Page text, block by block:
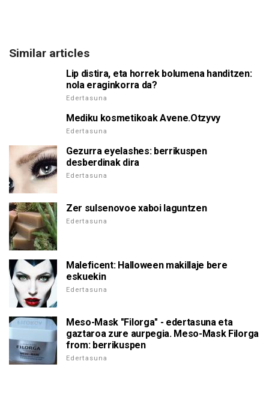
Similar articles
Lip distira, eta horrek bolumena handitzen:
nola eraginkorra da?
Edertasuna
Mediku kosmetikoak Avene.Otzyvy
Edertasuna
Gezurra eyelashes: berrikuspen
desberdinak dira
Edertasuna
Zer sulsenovoe xaboi laguntzen
Edertasuna
Maleficent: Halloween makillaje bere
eskuekin
Edertasuna
Meso-Mask "Filorga" - edertasuna eta
gaztaroa zure aurpegia. Meso-Mask Filorga
from: berrikuspen
Edertasuna